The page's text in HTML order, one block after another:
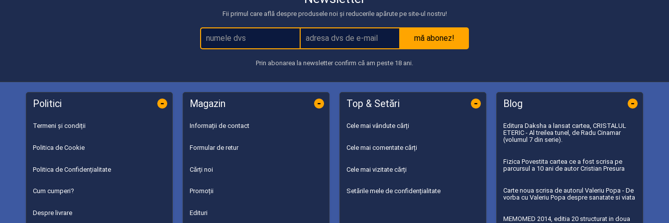
Fii primul care află despre produsele noi și reducerile apărute pe site-ul nostru!
mă abonez!
Prin abonarea la newsletter confirm că am peste 18 ani.
Politici -
Termeni și condiții
Politica de Cookie
Politica de Confidențialitate
Cum cumperi?
Despre livrare
Magazin -
Informații de contact
Formular de retur
Cărți noi
Promoții
Edituri
Top & Setări -
Cele mai vândute cărți
Cele mai comentate cărți
Cele mai vizitate cărți
Setările mele de confidențialitate
Blog -
Editura Daksha a lansat cartea, CRISTALUL
ETERIC - Al treilea tunel, de Radu Cinamar
(volumul 7 din serie).
Fizica Povestita cartea ce a fost scrisa pe
parcursul a 10 ani de autor Cristian Presura
Carte noua scrisa de autorul Valeriu Popa - De
vorba cu Valeriu Popa despre sanatate si viata
MEMOMED 2014, editia 20 structurat in doua